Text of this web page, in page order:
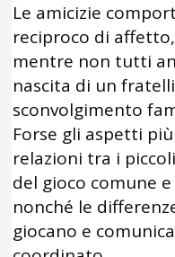
Le amicizie
reciproco di
mentre non tutti
nascita di un
sconvolgimento
Forse gli aspetti
relazioni tra i
del gioco comune
nonché le
giocano e